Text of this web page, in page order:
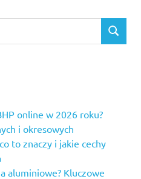
SEARCH
online w 2026 roku?
i okresowych
to znaczy i jakie cechy
aluminiowe? Kluczowe